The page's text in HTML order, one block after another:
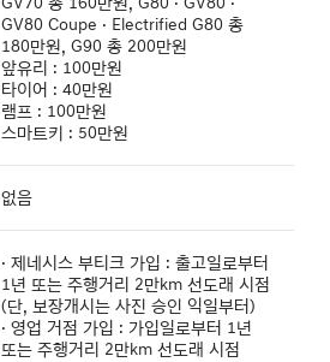
GV80 Coupe · Electrified G80 총
180만원, G90 총 200만원
앞유리 : 100만원
타이어 : 40만원
램프 : 100만원
스마트키 : 50만원
없음
· 제네시스 부티크 가입 : 출고일로부터
1년 또는 주행거리 2만km 선도래 시점
(단, 보장개시는 사진 승인 익일부터)
· 영업 거점 가입 : 가입일로부터 1년
또는 주행거리 2만km 선도래 시점